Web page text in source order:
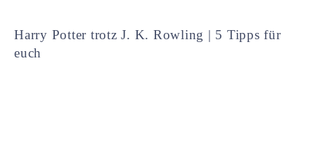
Harry Potter trotz J. K. Rowling | 5 Tipps für
euch